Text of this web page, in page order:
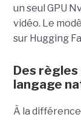
un seul GPU
vidéo. Le
sur Hugging
Des
langage
À la